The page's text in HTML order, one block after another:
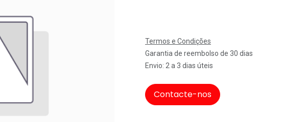
Termos e Condições
Garantia de reembolso de 30 dias
Envio: 2 a 3 dias úteis
Contacte-nos